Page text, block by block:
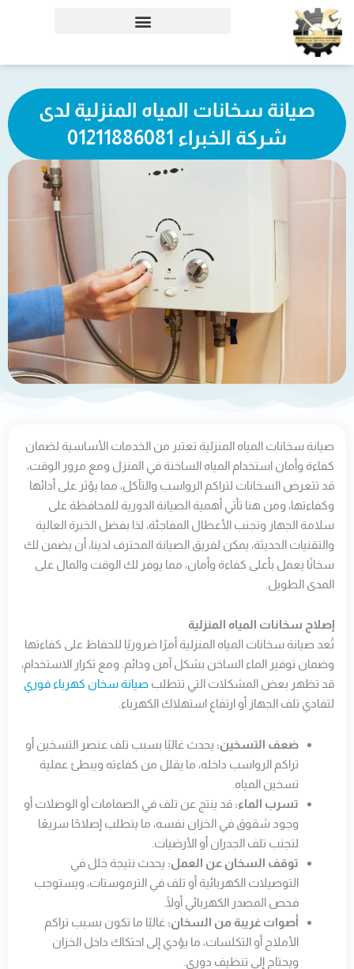
تخطي
إلى
المحتوى
صيانة سخانات المياه المنزلية لدى
شركة الخبراء 01211886081
صيانة سخانات المياه المنزلية تعتبر من الخدمات الأساسية لضمان
كفاءة وأمان استخدام المياه الساخنة في المنزل ومع مرور الوقت،
قد تتعرض السخانات لتراكم الرواسب والتآكل، مما يؤثر على أدائها
وكفاءتها، ومن هنا تأتي أهمية الصيانة الدورية للمحافظة على
سلامة الجهاز وتجنب الأعطال المفاجئة، لذا بفضل الخبرة العالية
والتقنيات الحديثة، يمكن لفريق الصيانة المحترف لدينا، أن يضمن لك
سخانًا يعمل بأعلى كفاءة وأمان، مما يوفر لك الوقت والمال على
المدى الطويل.
إصلاح سخانات المياه المنزلية
تُعد صيانة سخانات المياه المنزلية أمرًا ضروريًا للحفاظ على كفاءتها
وضمان توفير الماء الساخن بشكل آمن ودائم. ومع تكرار الاستخدام،
قد تظهر بعض المشكلات التي تتطلب صيانة سخان كهرباء فوري
لتفادي تلف الجهاز أو ارتفاع استهلاك الكهرباء.
ضعف التسخين: يحدث غالبًا بسبب تلف عنصر التسخين أو
تراكم الرواسب داخله، ما يقلل من كفاءته ويبطئ عملية
تسخين المياه.
تسرب الماء: قد ينتج عن تلف في الصمامات أو الوصلات أو
وجود شقوق في الخزان نفسه، ما يتطلب إصلاحًا سريعًا
لتجنب تلف الجدران أو الأرضيات.
توقف السخان عن العمل: يحدث نتيجة خلل في
التوصيلات الكهربائية أو تلف في الترموستات، ويستوجب
فحص المصدر الكهربائي أولًا.
أصوات غريبة من السخان: غالبًا ما تكون بسبب تراكم
الأملاح أو التكلسات، ما يؤدي إلى احتكاك داخل الخزان
ويحتاج إلى تنظيف دوري.